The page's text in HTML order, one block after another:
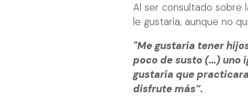
Al ser consultado sobre
le gustaría, aunque no
"Me gustaría tener
poco de susto (...) uno
gustaría que
disfrute más”.